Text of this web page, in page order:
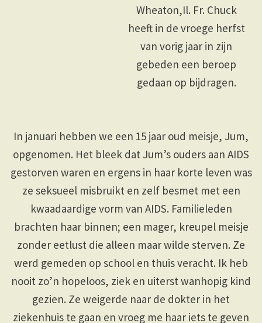
Wheaton,Il. Fr. Chuck
heeft in de vroege herfst
van vorig jaar in zijn
gebeden een beroep
gedaan op bijdragen.
In januari hebben we een 15 jaar oud meisje, Jum,
opgenomen. Het bleek dat Jum’s ouders aan AIDS
gestorven waren en ergens in haar korte leven was
ze seksueel misbruikt en zelf besmet met een
kwaadaardige vorm van AIDS. Familieleden
brachten haar binnen; een mager, kreupel meisje
zonder eetlust die alleen maar wilde sterven. Ze
werd gemeden op school en thuis veracht. Ik heb
nooit zo’n hopeloos, ziek en uiterst wanhopig kind
gezien. Ze weigerde naar de dokter in het
ziekenhuis te gaan en vroeg me haar iets te geven